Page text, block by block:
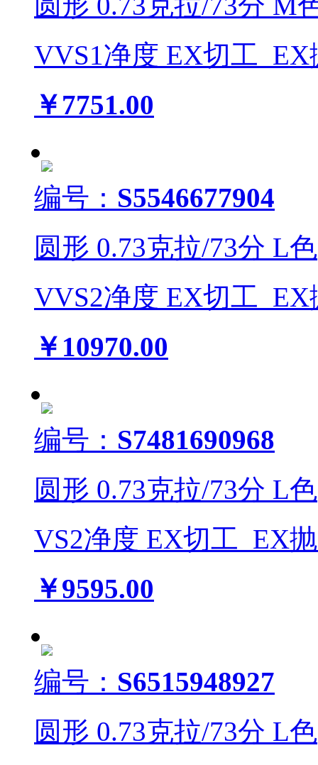
VVS1净度 EX切工 EX
￥7751.00
编号： S5546677904
圆形 0.73克拉/73分 L色
VVS2净度 EX切工 EX
￥10970.00
编号： S7481690968
圆形 0.73克拉/73分 L色
VS2净度 EX切工 EX
￥9595.00
编号： S6515948927
圆形 0.73克拉/73分 L色